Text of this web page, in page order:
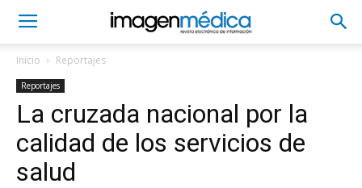
Inicio Reportajes
Reportajes
La cruzada nacional por la
calidad de los servicios de
salud